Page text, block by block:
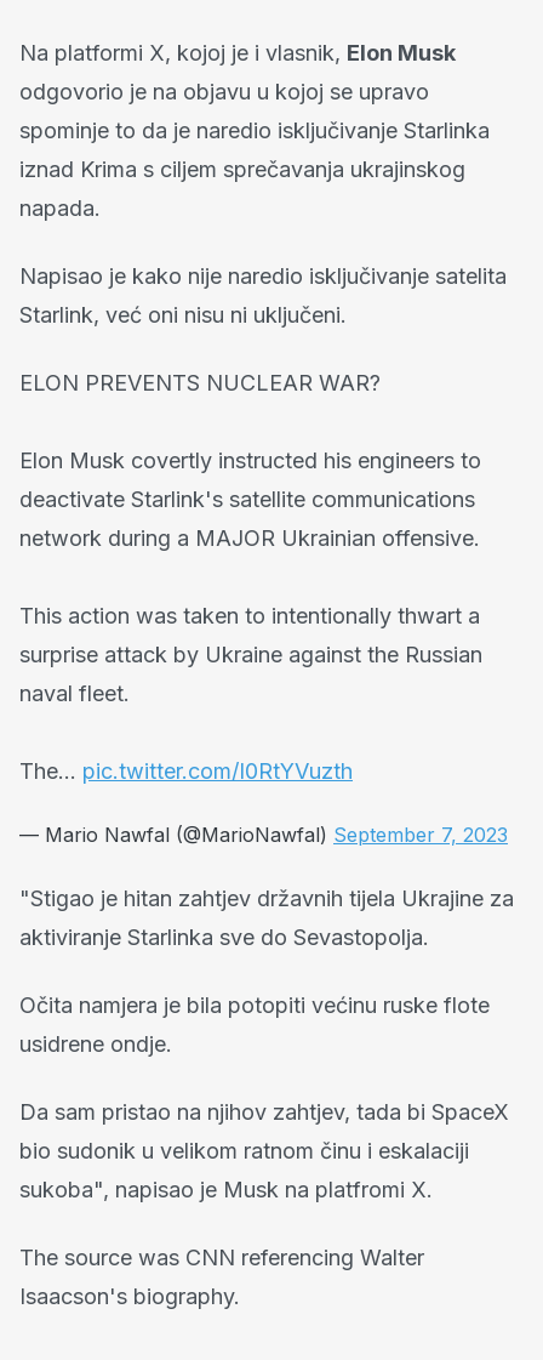
Na platformi X, kojoj je i vlasnik, Elon Musk
odgovorio je na objavu u kojoj se upravo
spominje to da je naredio isključivanje Starlinka
iznad Krima s ciljem sprečavanja ukrajinskog
napada.
Napisao je kako nije naredio isključivanje satelita
Starlink, već oni nisu ni uključeni.
ELON PREVENTS NUCLEAR WAR?
Elon Musk covertly instructed his engineers to
deactivate Starlink's satellite communications
network during a MAJOR Ukrainian offensive.
This action was taken to intentionally thwart a
surprise attack by Ukraine against the Russian
naval fleet.
The… pic.twitter.com/I0RtYVuzth
— Mario Nawfal (@MarioNawfal) September 7, 2023
"Stigao je hitan zahtjev državnih tijela Ukrajine za
aktiviranje Starlinka sve do Sevastopolja.
Očita namjera je bila potopiti većinu ruske flote
usidrene ondje.
Da sam pristao na njihov zahtjev, tada bi SpaceX
bio sudonik u velikom ratnom činu i eskalaciji
sukoba", napisao je Musk na platfromi X.
The source was CNN referencing Walter
Isaacson's biography.